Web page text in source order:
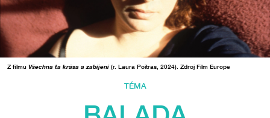
Z filmu Všechna ta krása a zabíjení(r. Laura Poitras, 2024). Zdroj Film Europe
TÉMA